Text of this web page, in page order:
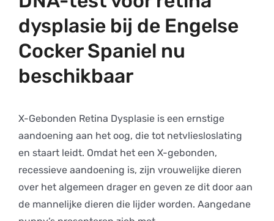
dysplasie bij de Engelse
Cocker Spaniel nu
beschikbaar
X-Gebonden Retina Dysplasie is een ernstige
aandoening aan het oog, die tot netvliesloslating
en staart leidt. Omdat het een X-gebonden,
recessieve aandoening is, zijn vrouwelijke dieren
over het algemeen drager en geven ze dit door aan
de mannelijke dieren die lijder worden. Aangedane